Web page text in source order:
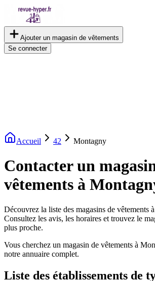
Ajouter un magasin de vêtements
Se connecter
Accueil 42 Montagny
Contacter un
vêtements à
Découvrez la liste des magasins de vêtements
Consultez les avis, les horaires et trouvez le
plus proche.
Vous cherchez un magasin de vêtements à
notre annuaire complet.
Liste des établissements de